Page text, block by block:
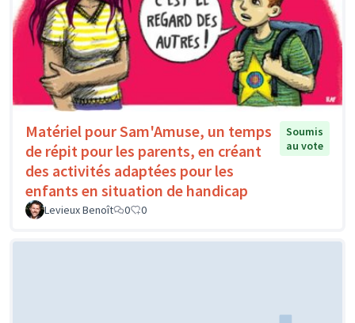
Matériel pour Sam'Amuse, un temps
de répit pour les parents, en créant
des activités adaptées pour les
enfants en situation de handicap
Soumis
au vote
Levieux Benoît 0 0